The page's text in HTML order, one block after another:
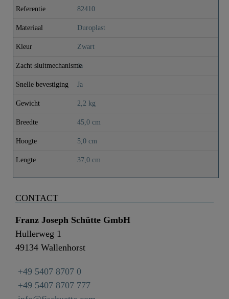
Referentie 82410
Materiaal Duroplast
Kleur Zwart
Zacht sluitmechanisme
Ja
Snelle bevestiging Ja
Gewicht 2,2 kg
Breedte 45,0 cm
Hoogte 5,0 cm
Lengte 37,0 cm
CONTACT
Franz Joseph Schütte GmbH
Hullerweg 1
49134 Wallenhorst
+49 5407 8707 0
+49 5407 8707 777